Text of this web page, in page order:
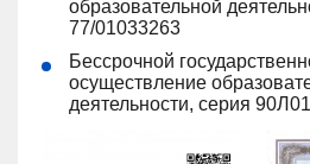
образовательной
77/01033263
Бессрочной
осуществление
деятельности, серия